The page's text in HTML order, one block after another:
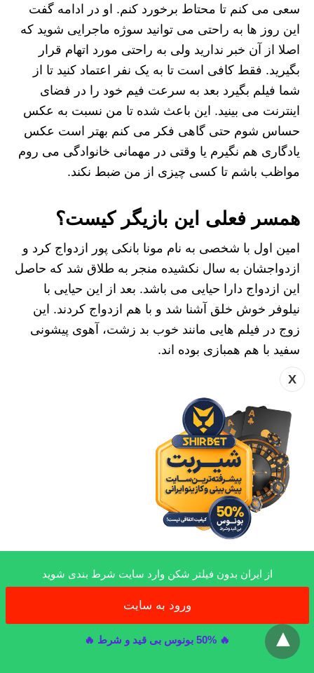
X
سعی می کنم تا محتاط برخورد کنم. او در ادامه گفت
این روز ها به راحتی می توانید سوژه ماجرایی شوید که
اصلا از آن خبر ندارید ولی به راحتی مورد اتهام قرار
بگیرید. فقط کافی است تا به یک نفر اعتماد کنید تا از
شما فیلم بگیرد بعد به سرعت فیم خود را در فضای
اینترنت می بینید. این باعث شده تا من نسبت به عکس
حساس شوم حتی گاهی فکر می کنم بهتر است عکس
یادگاری هم نگیرم یا وقتی در مهمانی خانوادگی می روم
مواظب باشم تا کسی چیزی از من ضبط نکند.
همسر فعلی این بازیگر کیست؟
امین اول با شخصی به نام مونا بانکی پور ازدواج کرد و
ازدواجشان به سال نکشیده منجر به طلاق شد که حاصل
این ازدواج دارا حیایی می باشد. بعد از این حیایی با
نیلوفر خوش خلق آشنا شد و با هم ازدواج کردند. این
زوج در فیلم هایی مانند خوب بد زشت، آهوی پیشونی
سفید با هم همبازی بوده اند.
از ایران بدون فیلتر شکن وارد سایت شرط بندی شوید
ورود به سایت
🔥 50% بونوس بی قید و شرط 🔥